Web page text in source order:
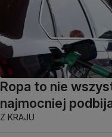
Ropa to nie
najmocniej
Z KRAJU